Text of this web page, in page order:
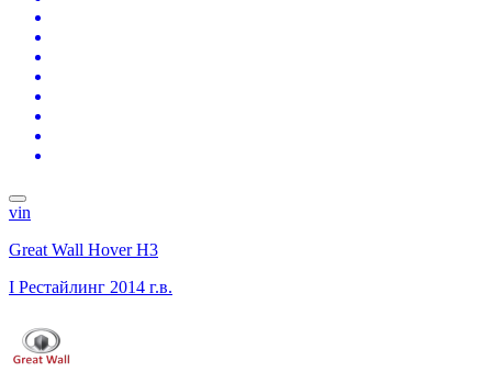
vin
Great Wall Hover H3
I Рестайлинг 2014 г.в.